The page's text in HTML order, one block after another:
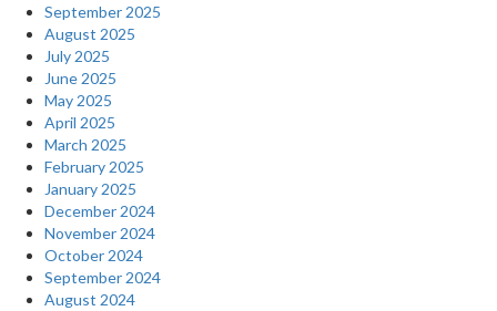
September 2025
August 2025
July 2025
June 2025
May 2025
April 2025
March 2025
February 2025
January 2025
December 2024
November 2024
October 2024
September 2024
August 2024